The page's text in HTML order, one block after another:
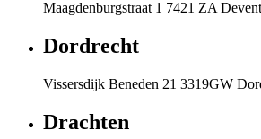
Maagdenburgstraat 1 7421 ZA
Dordrecht
Vissersdijk Beneden 21 3319GW
Drachten